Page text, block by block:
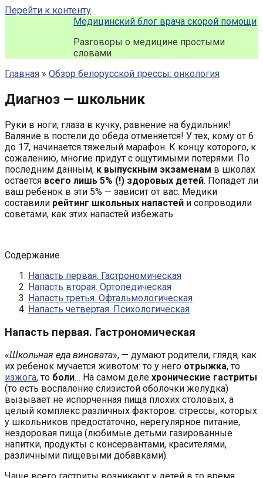
Перейти к контенту
Медицинский блог врача скорой помощи
Разговоры о медицине простыми
словами
Главная » Обзор белорусской прессы: онкология
Диагноз — школьник
Руки в ноги, глаза в кучку, равнение на будильник!
Валяние в постели до обеда отменяется! У тех, кому от 6
до 17, начинается тяжелый марафон. К концу которого, к
сожалению, многие придут с ощутимыми потерями. По
последним данным, к выпускным экзаменам в школах
остается всего лишь 5% (!) здоровых детей. Попадет ли
ваш ребенок в эти 5% — зависит от вас. Медики
составили рейтинг школьных напастей и сопроводили
советами, как этих напастей избежать.
Содержание
Напасть первая. Гастрономическая
Напасть вторая. Ортопедическая
Напасть третья. Офтальмологическая
Напасть четвертая. Психологическая
Напасть первая. Гастрономическая
«Школьная еда виновата», — думают родители, глядя, как
их ребенок мучается животом: то у него отрыжка, то
изжога, то боли… На самом деле хронические гастриты
(то есть воспаление слизистой оболочки желудка)
вызывает не испорченная пища плохих столовых, а
целый комплекс различных факторов: стрессы, которых
у школьников предостаточно, нерегулярное питание,
нездоровая пища (любимые детьми газированные
напитки, продукты с консервантами, красителями,
различными пищевыми добавками).